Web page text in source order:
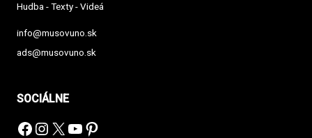
Hudba - Texty - Videá
info@musovuno.sk
ads@musovuno.sk
SOCIÁLNE
Facebook
Instagram
X YouTube
Pinterest